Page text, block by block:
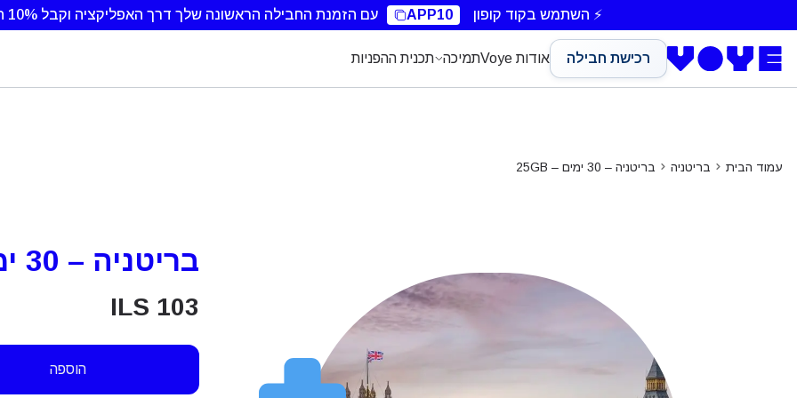
⚡ השתמש בקוד קופון APP10 עם הזמנת החבילה הראשונה שלך דרך האפליקציה וקבל 10% הנחה.
רכישת חבילה אודות Voye תמיכה תכנית ההפניות
עמוד הבית בריטניה בריטניה – 30 ימים – 25GB
בריטניה – 30 ימים – 25GB
ILS 103
הוספה